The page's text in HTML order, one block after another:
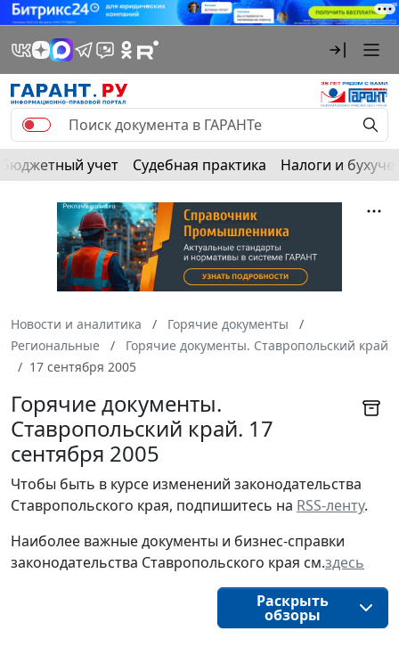
Бюджетный учет Судебная практика Налоги и
Новости и аналитика
Горячие документы
Региональные
Горячие документы. Ставропольский край
17 сентября 2005
Горячие документы.
Ставропольский край. 17
сентября 2005
Чтобы быть в курсе изменений законодательства
Ставропольского края, подпишитесь на RSS-ленту.
Наиболее важные документы и бизнес-справки
законодательства Ставропольского края см.здесь
Раскрыть
обзоры